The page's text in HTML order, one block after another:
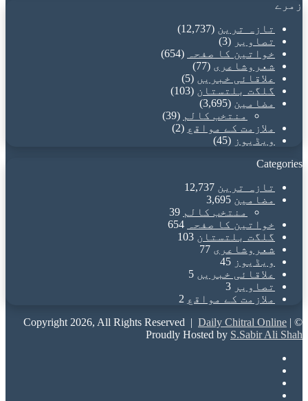
زمرے
تازہ ترین (12,737)
تصاویر (3)
خواتین کا صفحہ
(654)
شعروشاعری (77)
علاقائی خبریں (5)
گلگت بلتستان (103)
مضامین (3,695)
منتخب کالم (39)
ملازمت کے مواقع (2)
ویڈیوز (45)
Categories
تازہ ترین 12,737
مضامین 3,695
منتخب کالم 39
خواتین کا صفحہ
654
گلگت بلتستان 103
شعروشاعری 77
ویڈیوز 45
علاقائی خبریں 5
تصاویر 3
ملازمت کے مواقع 2
© Copyright 2026, All Rights Reserved |
Daily Chitral Online |
Proudly Hosted by S.Sabir Ali Shah